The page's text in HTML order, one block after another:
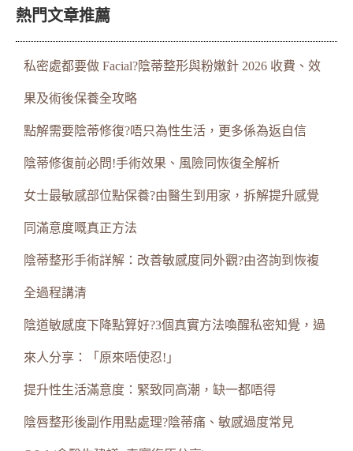
熱門文章推薦
私密處都要做 Facial?陰蒂整形與粉嫩針 2026 收費、效
果及術後保養全攻略
點解需要陰蒂修復?唔只為性生活，更多係為返自信
陰蒂修復前必問!手術效果、風險同恢復全解析
女士最敏感部位點保養?由醫生到用家，拆解提升感覺
同滿意度嘅真正方法
陰蒂整形手術詳解：改善敏感度同外觀?由咨詢到恢複
全過程講清
陰道敏感度下降點算好?3個真實方法喚醒私密知覺，過
來人分享：「原來唔使忍!」
提升性生活滿意度：緊致同高潮，缺一都唔得
陰唇整形後副作用點處理?陰蒂痛、敏感過度常見